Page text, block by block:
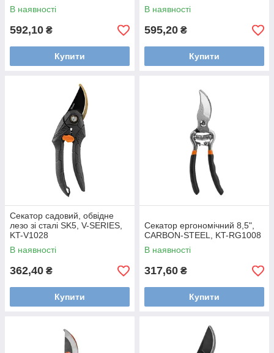
В наявності
592,10 ₴
Купити
В наявності
595,20 ₴
Купити
Секатор садовий, обвідне
лезо зі сталі SK5, V-SERIES,
KT-V1028
В наявності
362,40 ₴
Купити
Секатор ергономічний 8,5",
CARBON-STEEL, KT-RG1008
В наявності
317,60 ₴
Купити